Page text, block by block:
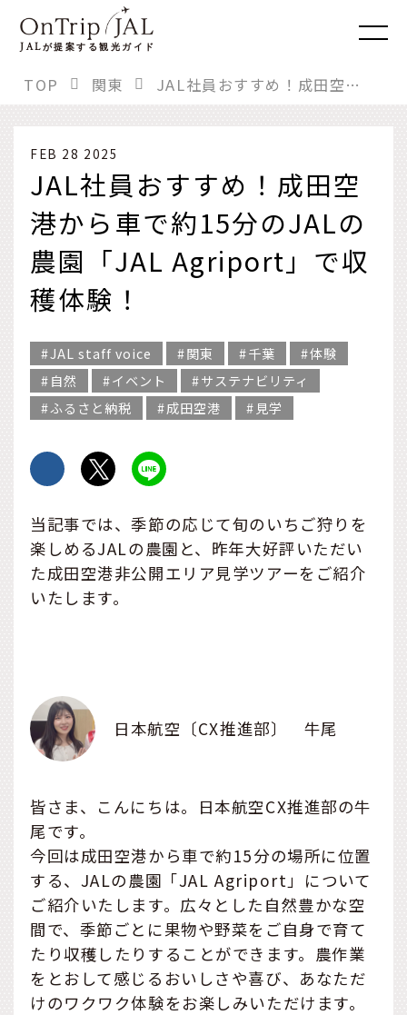
JALが提案する観光ガイド
TOP 関東 JAL社員おすすめ！成田空港から車で約15分のJALの農園「JAL Agriport」で収穫体験！
FEB 28 2025
JAL社員おすすめ！成田空
港から車で約15分のJALの
農園「JAL Agriport」で収
穫体験！
JAL staff voice 関東 千葉
体験
自然
イベント
サステナビリティ
ふるさと納税
成田空港 見学
当記事では、季節の応じて旬のいちご狩りを
楽しめるJALの農園と、昨年大好評いただい
た成田空港非公開エリア見学ツアーをご紹介
いたします。
日本航空〔CX推進部〕 牛尾
皆さま、こんにちは。日本航空CX推進部の牛
尾です。
今回は成田空港から車で約15分の場所に位置
する、JALの農園「JAL Agriport」について
ご紹介いたします。広々とした自然豊かな空
間で、季節ごとに果物や野菜をご自身で育て
たり収穫したりすることができます。農作業
をとおして感じるおいしさや喜び、あなただ
けのワクワク体験をお楽しみいただけます。